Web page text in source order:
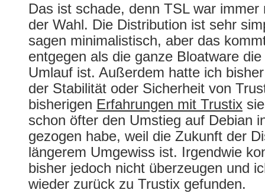
Das ist schade, denn TSL war immer
der Wahl. Die Distribution ist sehr
sagen minimalistisch, aber das
entgegen als die ganze Bloatware
Umlauf ist. Außerdem hatte ich
der Stabilität oder Sicherheit von
bisherigen Erfahrungen mit Trustix
schon öfter den Umstieg auf Debian
gezogen habe, weil die Zukunft der
längerem Umgewiss ist. Irgendwie
bisher jedoch nicht überzeugen und
wieder zurück zu Trustix gefunden.